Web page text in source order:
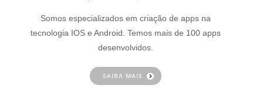
Somos especializados em criação de apps na
tecnologia IOS e Android. Temos mais de 100 apps
desenvolvidos.
SAIBA MAIS